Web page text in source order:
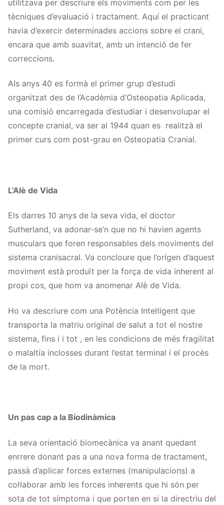
utilitzava per descriure els moviments com per les
tècniques d’evaluació i tractament. Aquí el practicant
havia d’exercir determinades accions sobre el crani,
encara que amb suavitat, amb un intenció de fer
correccions.
Als anys 40 es formà el primer grup d’estudi
organitzat des de l’Acadèmia d’Osteopatia Aplicada,
una comisió encarregada d’estudiar i desenvolupar el
concepte cranial, va ser al 1944 quan es realitzà el
primer curs com post-grau en Osteopatia Cranial.
L’Alè de Vida
Els darres 10 anys de la seva vida, el doctor
Sutherland, va adonar-se’n que no hi havien agents
musculars que foren responsables dels moviments del
sistema cranisacral. Va concloure que l’orígen d’aquest
moviment està produït per la força de vida inherent al
propi cos, que hom va anomenar Alè de Vida.
Ho va descriure com una Potència Intel·ligent que
transporta la matriu original de salut a tot el nostre
sistema, fins i i tot , en les condicions de més fragilitat
o malaltía inclosses durant l’estat terminal i el procès
de la mort.
Un pas cap a la Biodinàmica
La seva orientació biomecànica va anant quedant
enrrere donant pas a una nova forma de tractament,
passà d’aplicar forces externes (manipulacions) a
col·laborar amb les forces inherents que hi són per
sota de tot símptoma i que porten en si la directriu del